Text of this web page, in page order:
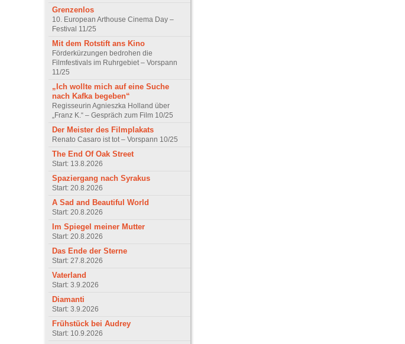
Grenzenlos
10. European Arthouse Cinema Day –
Festival 11/25
Mit dem Rotstift ans Kino
Förderkürzungen bedrohen die
Filmfestivals im Ruhrgebiet – Vorspann
11/25
„Ich wollte mich auf eine Suche
nach Kafka begeben“
Regisseurin Agnieszka Holland über
„Franz K.“ – Gespräch zum Film 10/25
Der Meister des Filmplakats
Renato Casaro ist tot – Vorspann 10/25
The End Of Oak Street
Start: 13.8.2026
Spaziergang nach Syrakus
Start: 20.8.2026
A Sad and Beautiful World
Start: 20.8.2026
Im Spiegel meiner Mutter
Start: 20.8.2026
Das Ende der Sterne
Start: 27.8.2026
Vaterland
Start: 3.9.2026
Diamanti
Start: 3.9.2026
Frühstück bei Audrey
Start: 10.9.2026